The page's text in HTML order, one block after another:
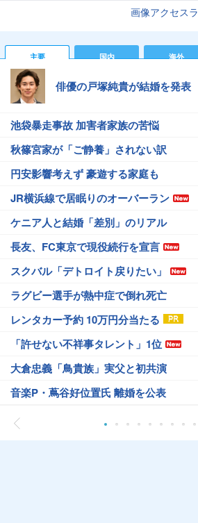
画像アクセス
主要 国内 海外
俳優の戸塚純貴が結婚を発表
池袋暴走事故 加害者家族の苦悩
秋篠宮家が「ご静養」されない訳
円安影響考えず 豪遊する家庭も
JR横浜線で居眠りのオーバーラン
ケニア人と結婚「差別」のリアル
長友、FC東京で現役続行を宣言
スクバル「デトロイト戻りたい」
ラグビー選手が熱中症で倒れ死亡
レンタカー予約 10万円分当たる
「許せない不祥事タレント」1位
大倉忠義「鳥貴族」実父と初共演
音楽P・蔦谷好位置氏 離婚を公表